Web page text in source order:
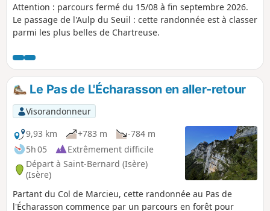
Attention : parcours fermé du 15/08 à fin septembre 2026.
Le passage de l'Aulp du Seuil : cette randonnée est à classer
parmi les plus belles de Chartreuse.
Le Pas de L'Écharasson en aller-retour
Visorandonneur
9,93 km
+783 m
-784 m
5h 05
Extrêmement difficile
Départ à Saint-Bernard (Isère)
(Isère)
Partant du Col de Marcieu, cette randonnée au Pas de
l'Écharasson commence par un parcours en forêt pour